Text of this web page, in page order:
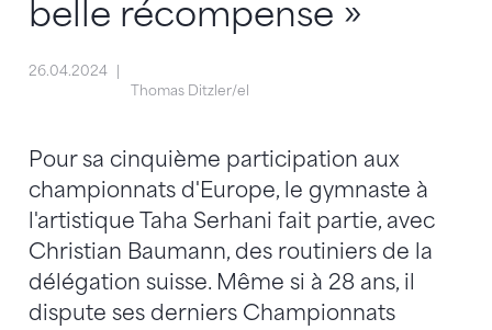
belle récompense »
26.04.2024
Thomas Ditzler/el
Pour sa cinquième participation aux
championnats d'Europe, le gymnaste à
l'artistique Taha Serhani fait partie, avec
Christian Baumann, des routiniers de la
délégation suisse. Même si à 28 ans, il
dispute ses derniers Championnats